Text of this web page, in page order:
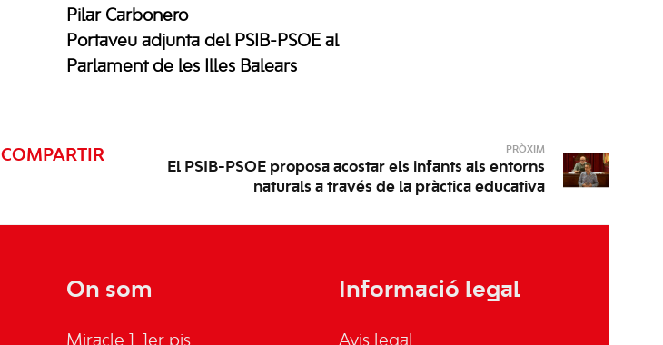
Pilar Carbonero
Portaveu adjunta del PSIB-PSOE al
Parlament de les Illes Balears
COMPARTIR PRÒXIM
El PSIB-PSOE proposa acostar els infants als entorns
naturals a través de la pràctica educativa
On som
Miracle 1, 1er pis
Informació legal
Avis legal